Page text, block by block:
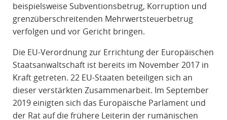
beispielsweise Subventionsbetrug, Korruption und
grenzüberschreitenden Mehrwertsteuerbetrug
verfolgen und vor Gericht bringen.
Die EU-Verordnung zur Errichtung der Europäischen
Staatsanwaltschaft ist bereits im November 2017 in
Kraft getreten. 22 EU-Staaten beteiligen sich an
dieser verstärkten Zusammenarbeit. Im September
2019 einigten sich das Europäische Parlament und
der Rat auf die frühere Leiterin der rumänischen